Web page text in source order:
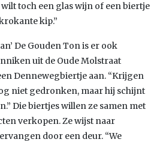
toch een glas wijn of een biertje
kip.”
De Gouden Ton is er ook
uit de Oude Molstraat
Dennewegbiertje aan. “Krijgen
niet gedronken, maar hij schijnt
Die biertjes willen ze samen met
verkopen. Ze wijst naar
door een deur. “We